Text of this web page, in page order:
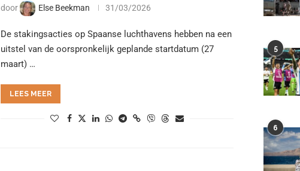
door Else Beekman 31/03/2026
De stakingsacties op Spaanse luchthavens hebben na een
uitstel van de oorspronkelijk geplande startdatum (27
maart) …
LEES MEER
5
6